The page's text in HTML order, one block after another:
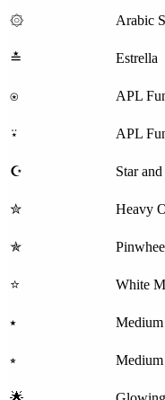
۞ Arabic
≛ Estrella
⍟ APL
⍣ APL
☪ Star
✮ Heavy
✯
⭐ White
⭑
⭒ Medium